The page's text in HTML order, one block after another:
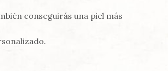
conseguirás una piel más